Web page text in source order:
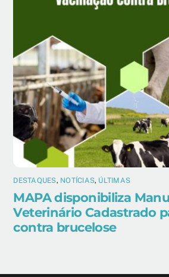
DESTAQUES, NOTÍCIAS, ÚLTIMAS
MAPA disponibiliza
Veterinário Cadastrado
contra brucelose